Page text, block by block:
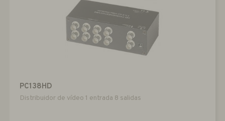
PC138HD
Distribuidor de vídeo 1 entrada 8 salidas